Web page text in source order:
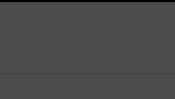
warehouse in Nederland en